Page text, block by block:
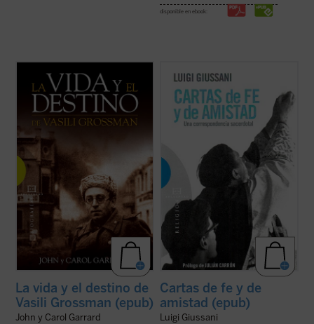
disponible en ebook:
Vasili Grossman (1905-1964), convencido
corresponsal de guerra del Ejército
Soviético de origen judío, vivió los
acontecimientos más terribles del siglo
pasado: la Segunda Guerra Mundial, el
Holocausto y el Terror stalinista. El
descubrimiento ... (ver ficha)
La vida y el destino de
Vasili Grossman (epub)
John y Carol Garrard
Este libro recoge las cartas que Luigi
Giussani envió a su amigo Angelo Majo
entre 1944 y 1964. En ellas se percibe el
amor del joven sacerdote milanés por
Cristo y su pasión por comunicarlo a los
hombres. Amor por Cristo y pasión por el
destino ...(ver ficha)
Cartas de fe y de
amistad (epub)
Luigi Giussani